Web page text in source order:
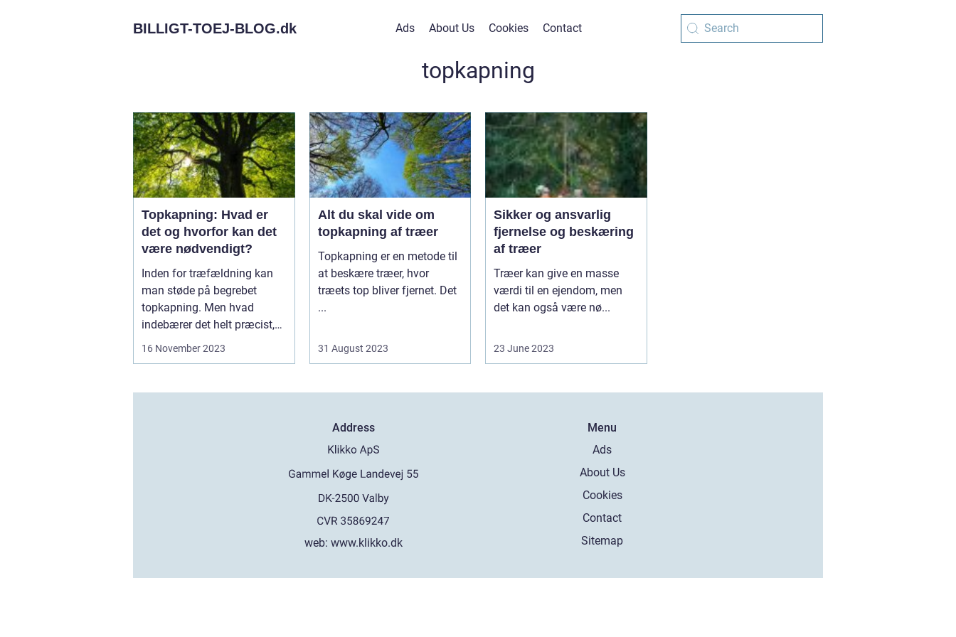
BILLIGT-TOEJ-BLOG.dk Ads About Us Cookies Contact
topkapning
Topkapning: Hvad er
det og hvorfor kan det
være nødvendigt?
Inden for træfældning kan
man støde på begrebet
topkapning. Men hvad
indebærer det helt præcist,
og ...
16 November 2023
Alt du skal vide om
topkapning af træer
Topkapning er en metode til
at beskære træer, hvor
træets top bliver fjernet. Det
...
31 August 2023
Sikker og ansvarlig
fjernelse og beskæring
af træer
Træer kan give en masse
værdi til en ejendom, men
det kan også være nø...
23 June 2023
Address
web:www.klikko.dk
Menu
Ads
About Us
Cookies
Contact
Sitemap